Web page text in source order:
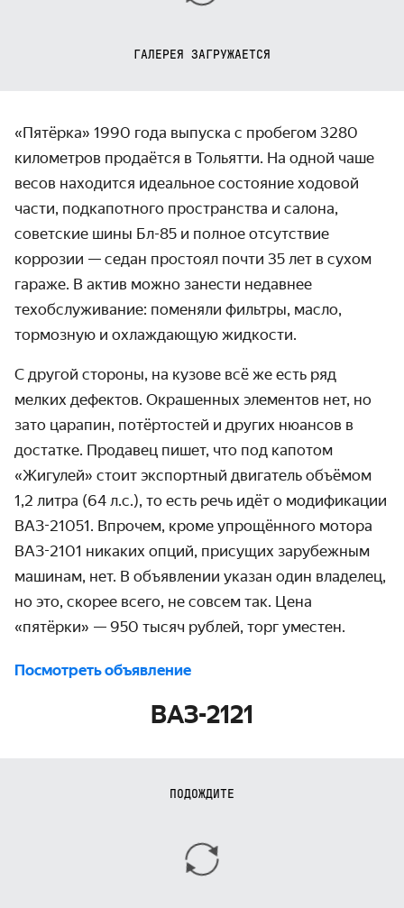
ГАЛЕРЕЯ ЗАГРУЖАЕТСЯ
«Пятёрка» 1990 года выпуска с пробегом 3280
километров продаётся в Тольятти. На одной чаше
весов находится идеальное состояние ходовой
части, подкапотного пространства и салона,
советские шины Бл-85 и полное отсутствие
коррозии — седан простоял почти 35 лет в сухом
гараже. В актив можно занести недавнее
техобслуживание: поменяли фильтры, масло,
тормозную и охлаждающую жидкости.
С другой стороны, на кузове всё же есть ряд
мелких дефектов. Окрашенных элементов нет, но
зато царапин, потёртостей и других нюансов в
достатке. Продавец пишет, что под капотом
«Жигулей» стоит экспортный двигатель объёмом
1,2 литра (64 л.с.), то есть речь идёт о модификации
ВАЗ-21051. Впрочем, кроме упрощённого мотора
ВАЗ-2101 никаких опций, присущих зарубежным
машинам, нет. В объявлении указан один владелец,
но это, скорее всего, не совсем так. Цена
«пятёрки» — 950 тысяч рублей, торг уместен.
Посмотреть объявление
ВАЗ-2121
ПОДОЖДИТЕ